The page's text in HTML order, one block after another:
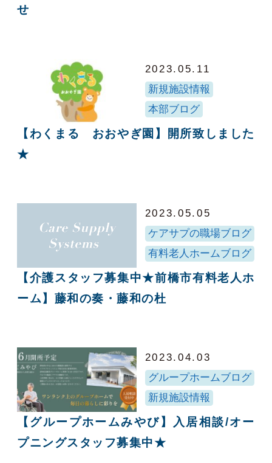
せ
2023.05.11
新規施設情報
本部ブログ
【わくまる おおやぎ園】開所致しました
★
2023.05.05
ケアサプの職場ブログ
有料老人ホームブログ
【介護スタッフ募集中★前橋市有料老人ホ
ーム】藤和の奏・藤和の杜
2023.04.03
グループホームブログ
新規施設情報
【グループホームみやび】入居相談/オー
プニングスタッフ募集中★